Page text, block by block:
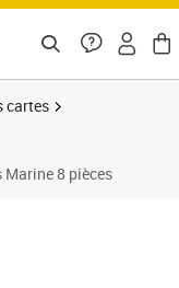
cartes
Marine 8 pièces